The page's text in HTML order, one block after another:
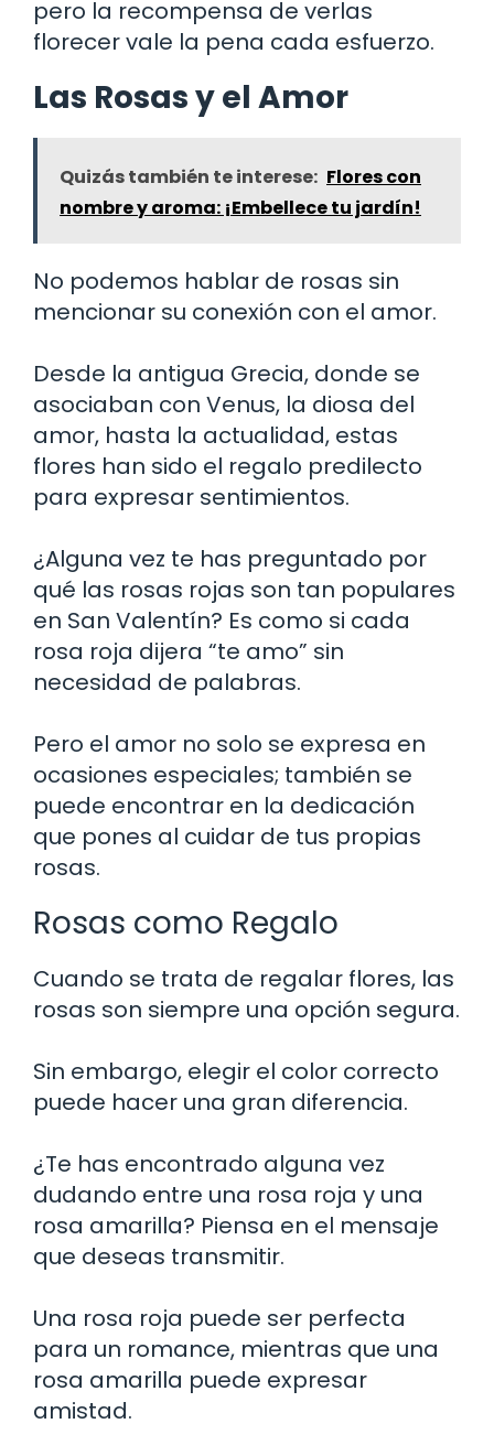
pero la recompensa de verlas
florecer vale la pena cada esfuerzo.
Las Rosas y el Amor
Quizás también te interese: Flores con
nombre y aroma: ¡Embellece tu jardín!
No podemos hablar de rosas sin
mencionar su conexión con el amor.
Desde la antigua Grecia, donde se
asociaban con Venus, la diosa del
amor, hasta la actualidad, estas
flores han sido el regalo predilecto
para expresar sentimientos.
¿Alguna vez te has preguntado por
qué las rosas rojas son tan populares
en San Valentín? Es como si cada
rosa roja dijera “te amo” sin
necesidad de palabras.
Pero el amor no solo se expresa en
ocasiones especiales; también se
puede encontrar en la dedicación
que pones al cuidar de tus propias
rosas.
Rosas como Regalo
Cuando se trata de regalar flores, las
rosas son siempre una opción segura.
Sin embargo, elegir el color correcto
puede hacer una gran diferencia.
¿Te has encontrado alguna vez
dudando entre una rosa roja y una
rosa amarilla? Piensa en el mensaje
que deseas transmitir.
Una rosa roja puede ser perfecta
para un romance, mientras que una
rosa amarilla puede expresar
amistad.